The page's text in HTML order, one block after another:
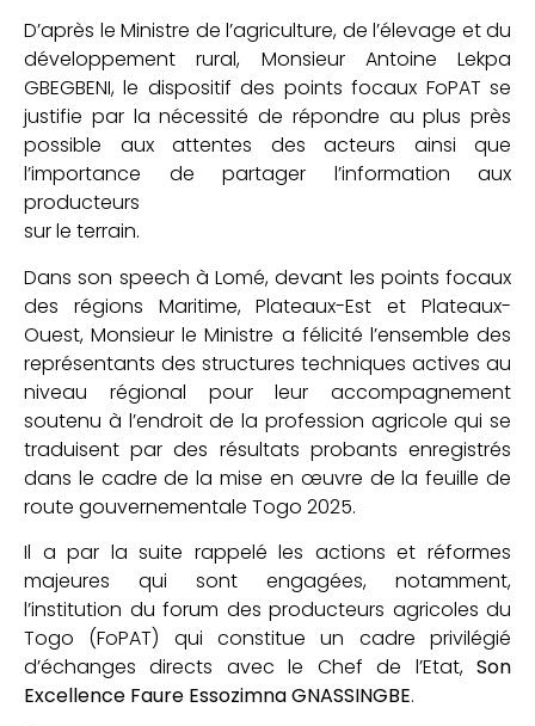
D’après le Ministre de l’agriculture, de l’élevage et du
développement rural, Monsieur Antoine Lekpa
GBEGBENI, le dispositif des points focaux FoPAT se
justifie par la nécessité de répondre au plus près
possible aux attentes des acteurs ainsi que
l’importance de partager l’information aux
producteurs
sur le terrain.
Dans son speech à Lomé, devant les points focaux
des régions Maritime, Plateaux-Est et Plateaux-
Ouest, Monsieur le Ministre a félicité l’ensemble des
représentants des structures techniques actives au
niveau régional pour leur accompagnement
soutenu à l’endroit de la profession agricole qui se
traduisent par des résultats probants enregistrés
dans le cadre de la mise en œuvre de la feuille de
route gouvernementale Togo 2025.
Il a par la suite rappelé les actions et réformes
majeures qui sont engagées, notamment,
l’institution du forum des producteurs agricoles du
Togo (FoPAT) qui constitue un cadre privilégié
d’échanges directs avec le Chef de l’Etat, Son
Excellence Faure Essozimna GNASSINGBE.